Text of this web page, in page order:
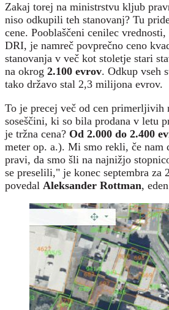
Zakaj torej na ministrstvu kljub
niso odkupili teh stanovanj? Tu
cene. Pooblaščeni cenilec
DRI, je namreč povprečno ceno
stanovanja v več kot stoletje stari
na okrog 2.100 evrov. Odkup vseh
tako državo stal 2,3 milijona evrov.
To je precej več od cen primerljivih
soseščini, ki so bila prodana v letu
je tržna cena? Od 2.000 do 2.400
meter op. a.). Mi smo rekli, če nam
pravi, da smo šli na najnižjo
se preselili," je konec septembra za
povedal Aleksander Rottman,